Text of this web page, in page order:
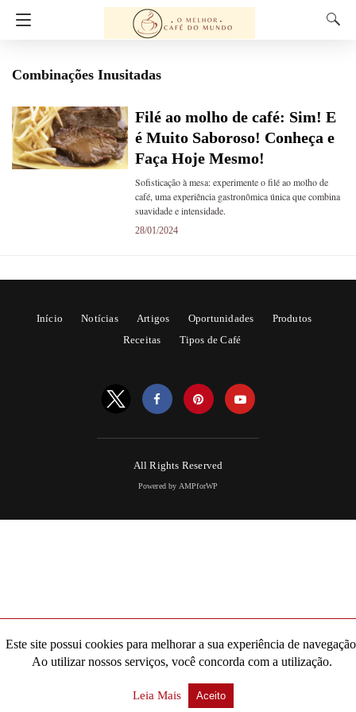
Combinações Inusitadas
Filé ao molho de café: Sim! E
é Muito Saboroso! Conheça e
Faça Hoje Mesmo!
Sofisticação à mesa: experimente o filé ao molho de
café, uma experiência gastronômica única que combina
suavidade e intensidade.
28/01/2024
Início Notícias Artigos Oportunidades
Produtos
Receitas
Tipos de Café
All Rights Reserved
Powered by AMPforWP
Este site possui cookies para melhorar a sua experiência de
Ao utilizar nossos serviços, você concorda com a utilização.
Leia Mais Aceito